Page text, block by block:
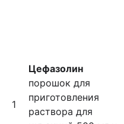
1
Цефазолин
порошок для
приготовления
раствора для